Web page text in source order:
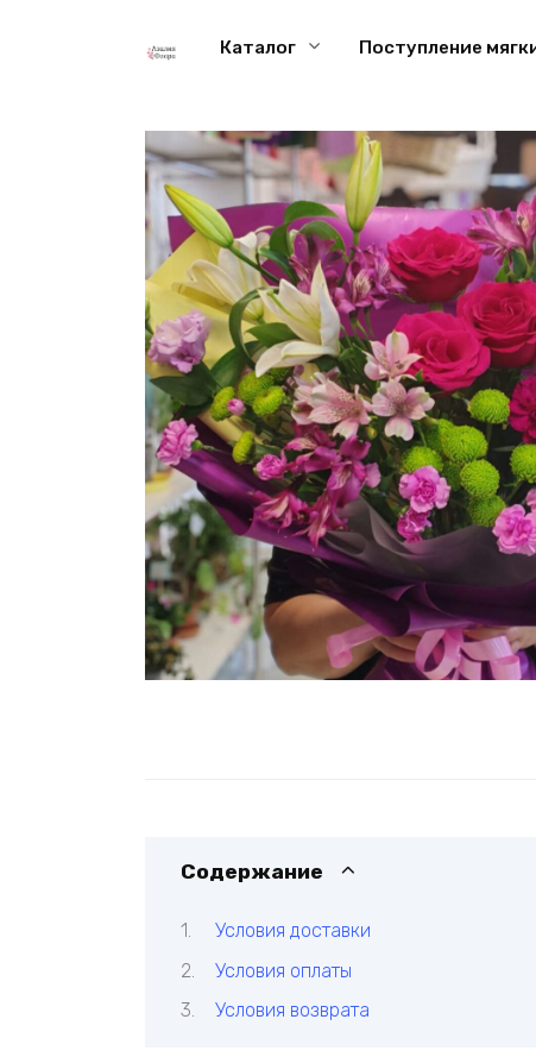
Каталог Поступление
Содержание
Условия доставки
Условия оплаты
Условия возврата